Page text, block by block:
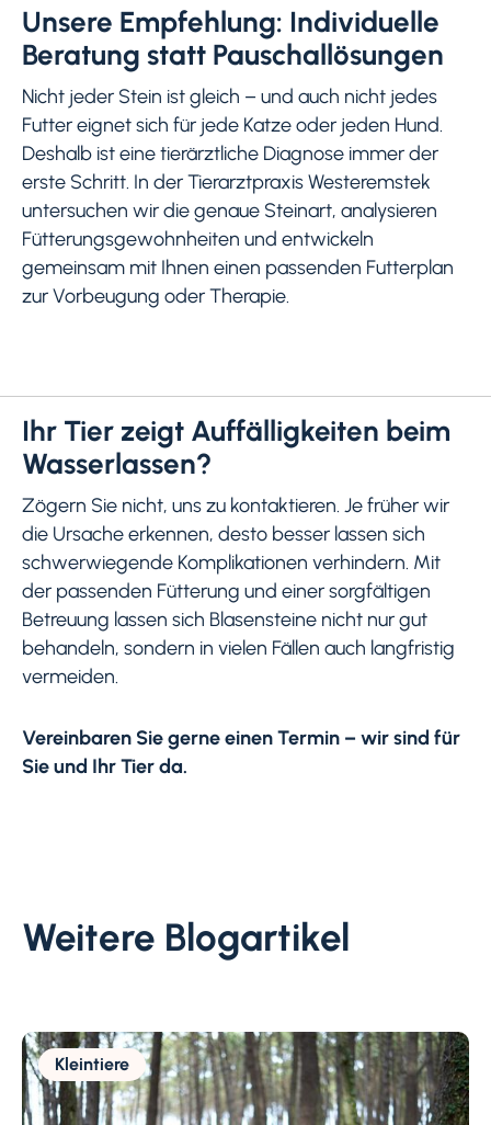
Unsere Empfehlung: Individuelle
Beratung statt Pauschallösungen
Nicht jeder Stein ist gleich – und auch nicht jedes
Futter eignet sich für jede Katze oder jeden Hund.
Deshalb ist eine tierärztliche Diagnose immer der
erste Schritt. In der Tierarztpraxis Westeremstek
untersuchen wir die genaue Steinart, analysieren
Fütterungsgewohnheiten und entwickeln
gemeinsam mit Ihnen einen passenden Futterplan
zur Vorbeugung oder Therapie.
Ihr Tier zeigt Auffälligkeiten beim
Wasserlassen?
Zögern Sie nicht, uns zu kontaktieren. Je früher wir
die Ursache erkennen, desto besser lassen sich
schwerwiegende Komplikationen verhindern. Mit
der passenden Fütterung und einer sorgfältigen
Betreuung lassen sich Blasensteine nicht nur gut
behandeln, sondern in vielen Fällen auch langfristig
vermeiden.
Vereinbaren Sie gerne einen Termin – wir sind für
Sie und Ihr Tier da.
Weitere Blogartikel
Kleintiere